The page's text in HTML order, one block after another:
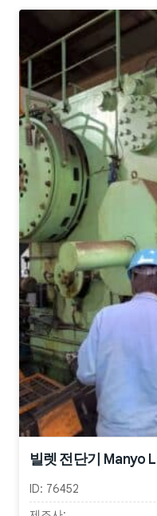
빌렛 전단기 Manyo
ID: 76452